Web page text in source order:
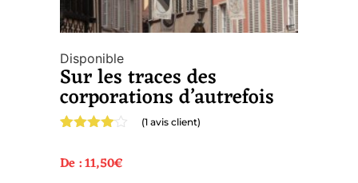
Disponible
Sur les traces des
corporations d’autrefois
basé
(1 avis client)
De :11,50€